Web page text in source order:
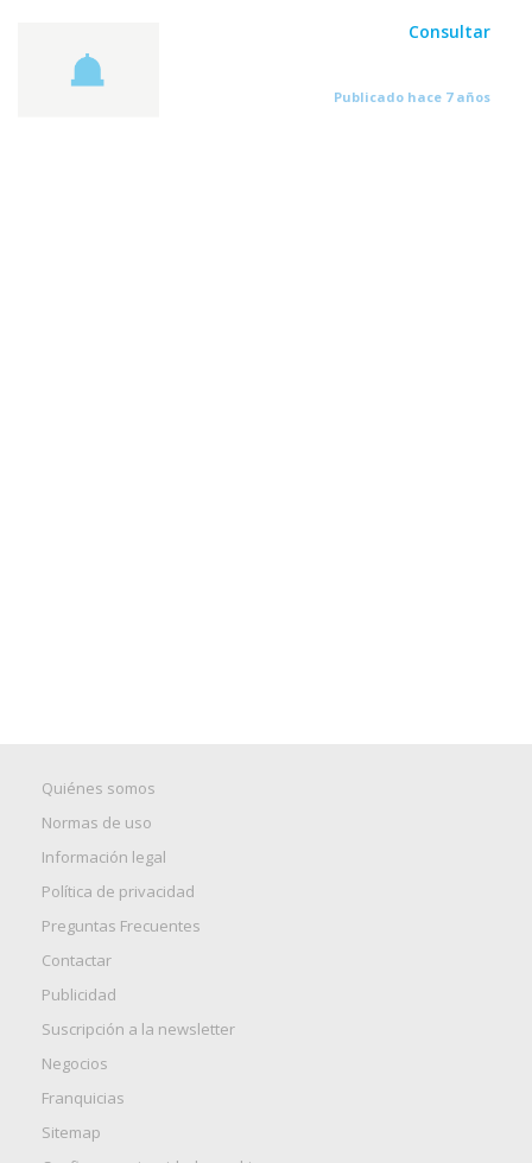
Consultar
Publicado hace 7 años
Quiénes somos
Normas de uso
Información legal
Política de privacidad
Preguntas Frecuentes
Contactar
Publicidad
Suscripción a la newsletter
Negocios
Franquicias
Sitemap